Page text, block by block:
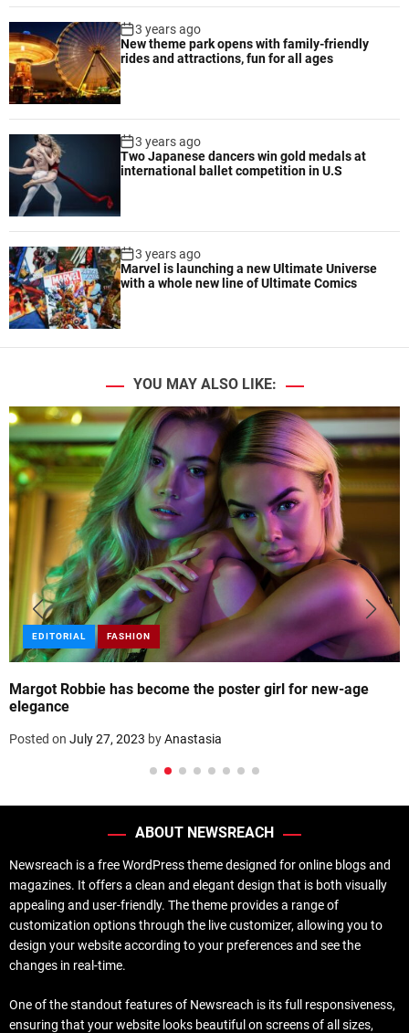
3 years ago
New theme park opens with family-friendly
rides and attractions, fun for all ages
3 years ago
Two Japanese dancers win gold medals at
international ballet competition in U.S
3 years ago
Marvel is launching a new Ultimate Universe
with a whole new line of Ultimate Comics
YOU MAY ALSO LIKE:
EDITORIAL FASHION
Margot Robbie has become the poster girl for new-age
elegance
Posted on July 27, 2023 byAnastasia
ABOUT NEWSREACH
Newsreach is a free WordPress theme designed for online blogs and
magazines. It offers a clean and elegant design that is both visually
appealing and user-friendly. The theme provides a range of
customization options through the live customizer, allowing you to
design your website according to your preferences and see the
changes in real-time.
One of the standout features of Newsreach is its full responsiveness,
ensuring that your website looks beautiful on screens of all sizes,